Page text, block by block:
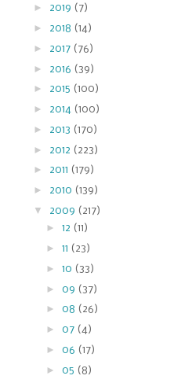
► 2019 (7)
► 2018 (14)
► 2017 (76)
► 2016 (39)
► 2015 (100)
► 2014 (100)
► 2013 (170)
► 2012 (223)
► 2011 (179)
► 2010 (139)
▼ 2009 (217)
► 12 (11)
► 11 (23)
► 10 (33)
► 09 (37)
► 08 (26)
► 07 (4)
► 06 (17)
► 05 (8)